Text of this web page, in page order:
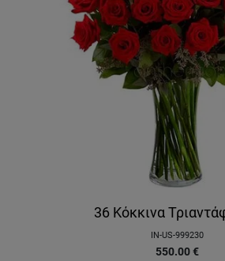
36 Κόκκινα
IN-US-999230
550.00 €